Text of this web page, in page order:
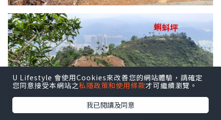
U Lifestyle 會使用Cookies來改善您的網站體驗，請確定
您同意接受本網站之私隱政策和使用條款才可繼續瀏覽。
我已閱讀及同意